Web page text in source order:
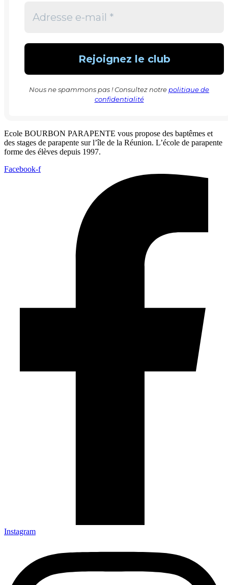
Nous ne spammons pas ! Consultez notre politique de
confidentialité
Ecole BOURBON PARAPENTE vous propose des baptêmes et
des stages de parapente sur l’île de la Réunion. L’école de parapente
forme des élèves depuis 1997.
Facebook-f
Instagram